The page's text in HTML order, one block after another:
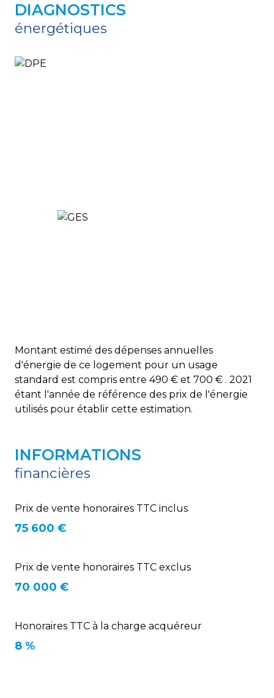
DIAGNOSTICS
énergétiques
Montant estimé des dépenses annuelles
d'énergie de ce logement pour un usage
standard est compris entre 490 € et 700 € . 2021
étant l'année de référence des prix de l'énergie
utilisés pour établir cette estimation.
INFORMATIONS
financières
Prix de vente honoraires TTC inclus
75 600 €
Prix de vente honoraires TTC exclus
70 000 €
Honoraires TTC à la charge acquéreur
8 %